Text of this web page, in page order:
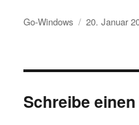
Autor
Go-Windows
Veröffentlicht
20. Januar
Schreibe